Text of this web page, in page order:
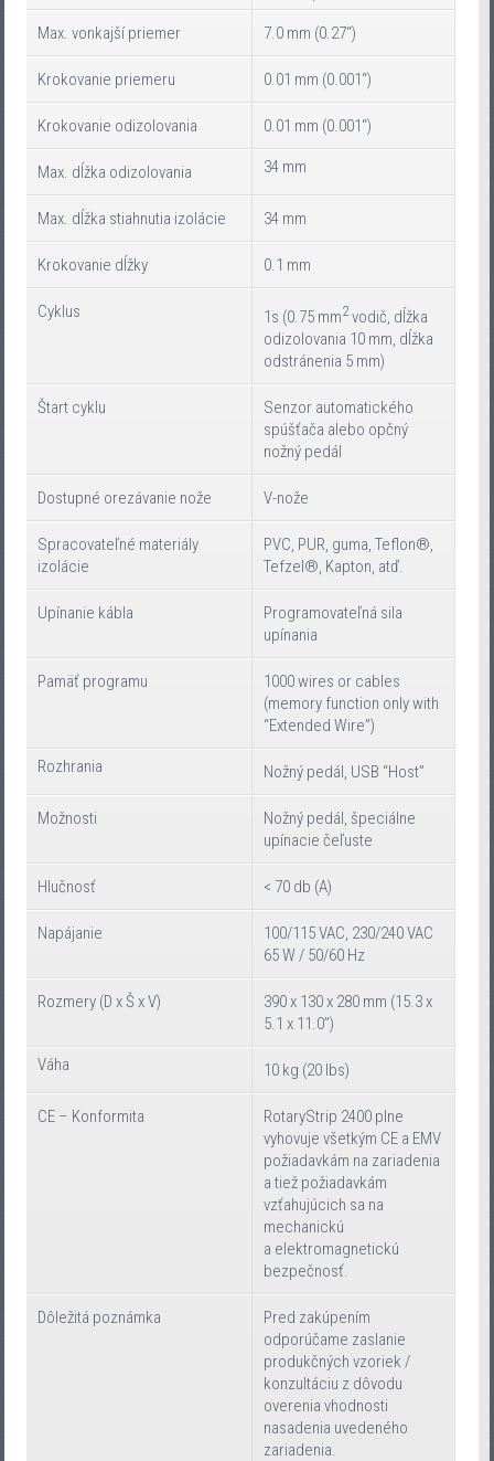
Max. vonkajší priemer 7.0 mm (0.27“)
Krokovanie priemeru 0.01 mm (0.001“)
Krokovanie odizolovania 0.01 mm (0.001“)
Max. dĺžka odizolovania 34 mm
Max. dĺžka stiahnutia izolácie 34 mm
Krokovanie dĺžky 0.1 mm
Cyklus 1s (0.75 mm2vodič, dĺžka
odizolovania 10 mm, dĺžka
odstránenia 5 mm)
Štart cyklu
Senzor automatického
spúšťača alebo opčný
nožný pedál
Dostupné orezávanie nože V-nože
Spracovateľné materiály
izolácie
PVC, PUR, guma, Teflon®,
Tefzel®, Kapton, atď.
Upínanie kábla
Programovateľná sila
upínania
Pamäť programu
1000 wires or cables
(memory function only with
“Extended Wire”)
Rozhrania Nožný pedál, USB “Host”
Možnosti
Nožný pedál, špeciálne
upínacie čeľuste
Hlučnosť < 70 db (A)
Napájanie
100/115 VAC, 230/240 VAC
65 W / 50/60 Hz
Rozmery (D x Š x V)
390 x 130 x 280 mm (15.3 x
5.1 x 11.0”)
Váha 10 kg (20 lbs)
CE – Konformita
RotaryStrip 2400 plne
vyhovuje všetkým CE a EMV
požiadavkám na zariadenia
a tiež požiadavkám
vzťahujúcich sa na
mechanickú
a elektromagnetickú
bezpečnosť.
Dôležitá poznámka
Pred zakúpením
odporúčame zaslanie
produkčných vzoriek /
konzultáciu z dôvodu
overenia vhodnosti
nasadenia uvedeného
zariadenia.